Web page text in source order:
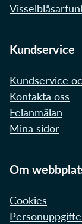
Kundservice
Kundservice
Kontakta oss
Felanmälan
Mina sidor
Om
Cookies